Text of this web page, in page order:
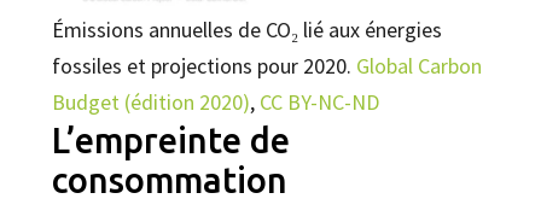
Émissions annuelles de CO₂ lié aux énergies
fossiles et projections pour 2020. Global Carbon
Budget (édition 2020), CC BY-NC-ND
L’empreinte de
consommation